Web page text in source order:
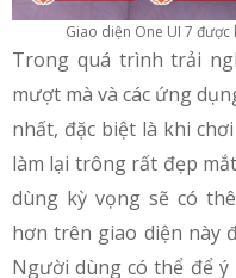
Giao diện One UI 7
Trong quá trình trải
mượt mà và các ứng
nhất, đặc biệt là khi
làm lại trông rất đẹp
dùng kỳ vọng sẽ có
hơn trên giao diện này
Người dùng có thể để